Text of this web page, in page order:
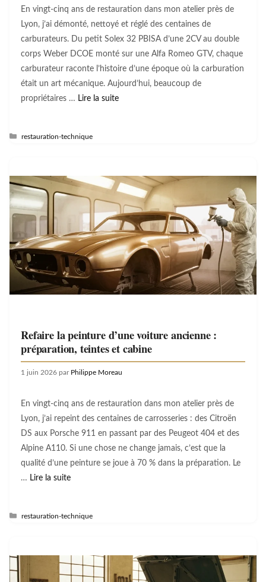
En vingt-cinq ans de restauration dans mon atelier près de
Lyon, j’ai démonté, nettoyé et réglé des centaines de
carburateurs. Du petit Solex 32 PBISA d’une 2CV au double
corps Weber DCOE monté sur une Alfa Romeo GTV, chaque
carburateur raconte l’histoire d’une époque où la carburation
était un art mécanique. Aujourd’hui, beaucoup de
propriétaires … Lire la suite
Catégories
restauration-technique
Refaire la peinture d’une voiture ancienne :
préparation, teintes et cabine
1 juin 2026 par Philippe Moreau
En vingt-cinq ans de restauration dans mon atelier près de
Lyon, j’ai repeint des centaines de carrosseries : des Citroën
DS aux Porsche 911 en passant par des Peugeot 404 et des
Alpine A110. Si une chose ne change jamais, c’est que la
qualité d’une peinture se joue à 70 % dans la préparation. Le
… Lire la suite
Catégories
restauration-technique